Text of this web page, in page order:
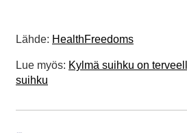
Lähde: HealthFreedoms
Lue myös: Kylmä suihku on
suihku